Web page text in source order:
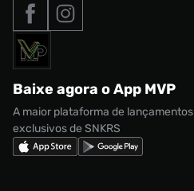
Roupas
Acessórios
Marcas
Nike Air Max
adidas Adi2000
adidas Campus
Nike Shox
Nossas lojas
Termos de uso
Política de privacidade
Regulamento CRM/ CASHBACK
Regulamento Cupom
Formas de Pagamento
Solicite seus dados
Baixe agora o App MVP
A maior plataforma de lançamentos
exclusivos de SNKRS